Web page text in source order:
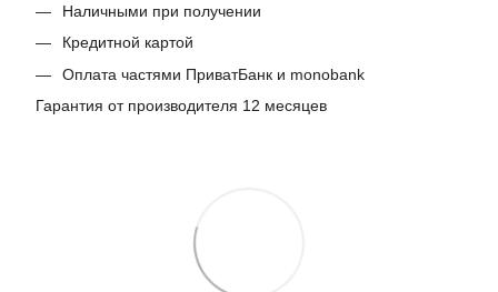
Наличными при получении
Кредитной картой
Оплата частями ПриватБанк и monobank
Гарантия от производителя 12 месяцев